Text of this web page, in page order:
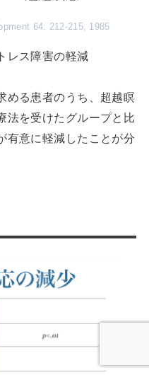
64: 212-215, 1985
レス障害の軽減
める患者のうち、超越瞑
法を受けたグループと比
有意に軽減したことが分